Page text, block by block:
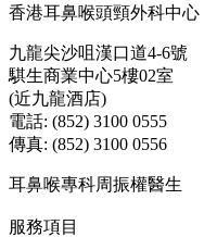
香港耳鼻喉頭頸外科中心
九龍尖沙咀漢口道4-6號
騏生商業中心5樓02室
(近九龍酒店)
電話: (852) 3100 0555
傳真: (852) 3100 0556
耳鼻喉專科周振權醫生
服務項目